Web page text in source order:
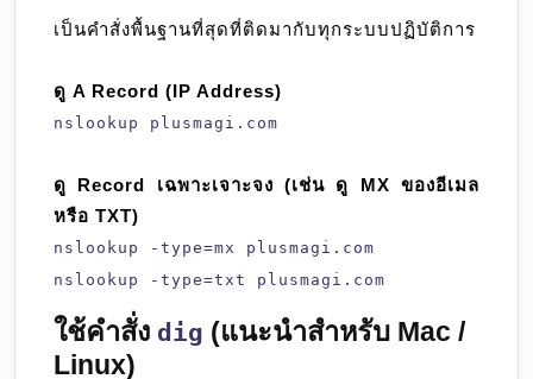
เป็นคำสั่งพื้นฐานที่สุดที่ติดมากับทุกระบบปฏิบัติการ
ดู A Record (IP Address)
nslookup plusmagi.com
ดู Record เฉพาะเจาะจง (เช่น ดู MX ของอีเมล
หรือ TXT)
nslookup -type=mx plusmagi.com
nslookup -type=txt plusmagi.com
ใช้คำสั่ง dig (แนะนำสำหรับ Mac /
Linux)